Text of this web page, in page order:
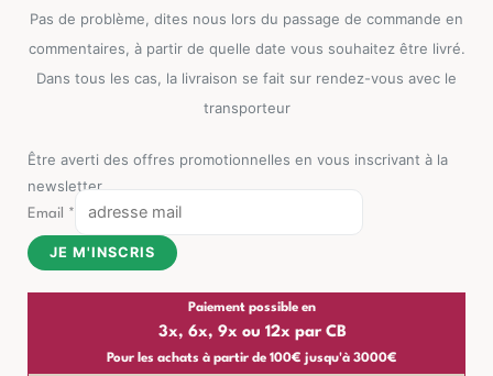
Pas de problème, dites nous lors du passage de commande en
commentaires, à partir de quelle date vous souhaitez être livré.
Dans tous les cas, la livraison se fait sur rendez-vous avec le
transporteur
Être averti des offres promotionnelles en vous inscrivant à la
newsletter
Email *
JE M'INSCRIS
Paiement possible en
3x, 6x, 9x ou 12x par CB
Pour les achats à partir de 100€ jusqu'à 3000€